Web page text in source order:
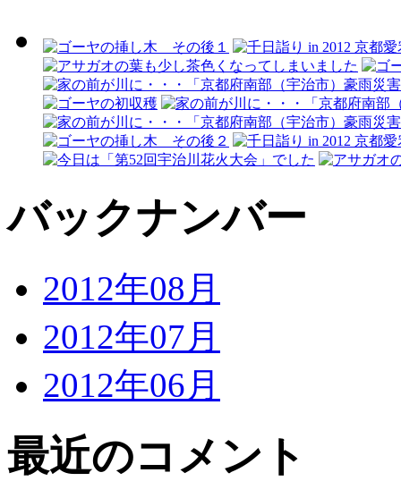
バックナンバー
2012年08月
2012年07月
2012年06月
最近のコメント